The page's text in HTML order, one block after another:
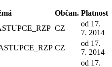
Občan. Platnost
CZ
od 17.
7. 2014
CZ
od 17.
7. 2014
od 17.